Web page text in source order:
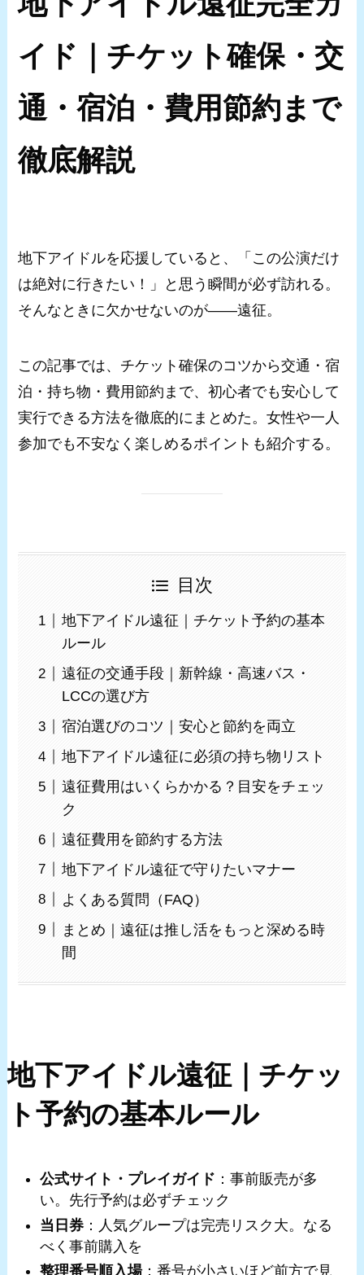
イド｜チケット確保・交
通・宿泊・費用節約まで
徹底解説
地下アイドルを応援していると、「この公演だけ
は絶対に行きたい！」と思う瞬間が必ず訪れる。
そんなときに欠かせないのが――遠征。
この記事では、チケット確保のコツから交通・宿
泊・持ち物・費用節約まで、初心者でも安心して
実行できる方法を徹底的にまとめた。女性や一人
参加でも不安なく楽しめるポイントも紹介する。
目次
地下アイドル遠征｜チケット予約の基本
ルール
遠征の交通手段｜新幹線・高速バス・
LCCの選び方
宿泊選びのコツ｜安心と節約を両立
地下アイドル遠征に必須の持ち物リスト
遠征費用はいくらかかる？目安をチェッ
ク
遠征費用を節約する方法
地下アイドル遠征で守りたいマナー
よくある質問（FAQ）
まとめ｜遠征は推し活をもっと深める時
間
地下アイドル遠征｜チケッ
ト予約の基本ルール
公式サイト・プレイガイド ：事前販売が多
い。先行予約は必ずチェック
当日券 ：人気グループは完売リスク大。なる
べく事前購入を
整理番号順入場：番号が小さいほど前方で見